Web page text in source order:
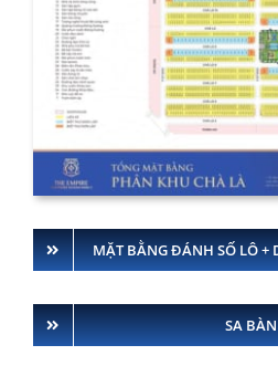
MẶT BẰNG ĐÁNH SỐ LÔ +
SA